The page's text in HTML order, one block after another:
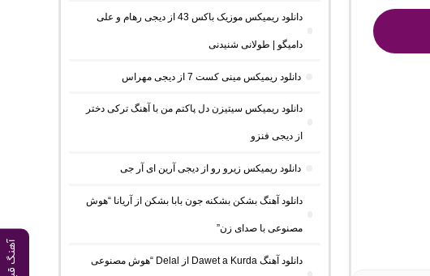
آهنگ قبلی
دانلود ریمیکس موزیک باکس 43 از دیجی رهام و علی
دامیگو | طولانی شنیدنی
دانلود ریمیکس مینی کست 7 از دیجی مهراس
دانلود ریمیکس سیتیزن دل پاکتم من با آهنگ ترکی دختر
از دیجی فنزو
دانلود ریمیکس زیرو رو از دیجی آرین ای آر جی
دانلود آهنگ بشکن بشکنه جون بابا بشکن از آریانا “هوش
مصنوعی با صدای زن”
دانلود آهنگ Dawet a Kurda از Delal “هوش مصنوعی